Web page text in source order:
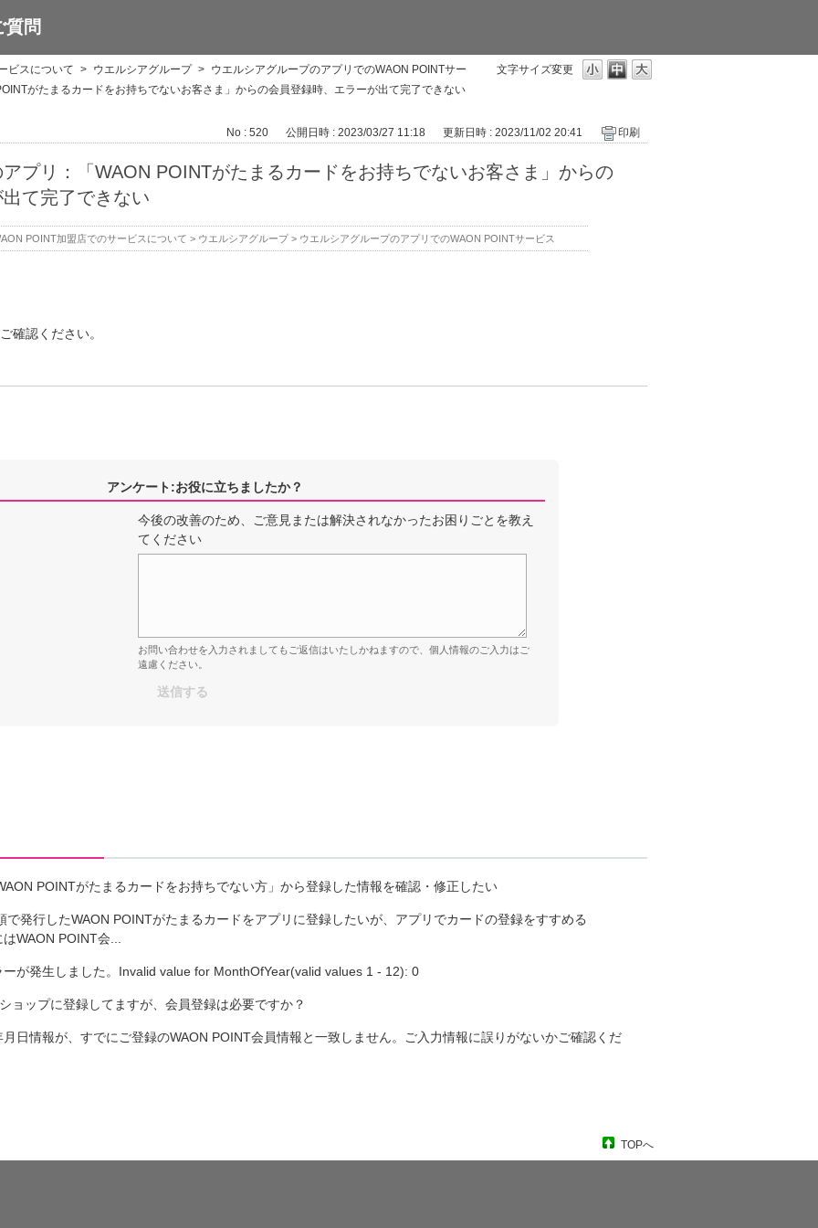
質問
文字サイズ変更
ビスについて > ウエルシアグループ > ウエルシアグループのアプリでのWAON POINTサー
がたまるカードをお持ちでないお客さま」からの会員登録時、エラーが出て完了できない
No : 520 公開日時 : 2023/03/27 11:18 更新日時 : 2023/11/02 20:41 印刷
プリ：「WAON POINTがたまるカードをお持ちでないお客さま」からの
て完了できない
POINT加盟店でのサービスについて > ウエルシアグループ> ウエルシアグループのアプリでのWAON POINTサービス
確認ください。
アンケート:お役に立ちましたか？
今後の改善のため、ご意見または解決されなかったお困りごとを教え
てください
お問い合わせを入力されましてもご返信はいたしかねますので、個人情報のご入力はご
遠慮ください。
POINTがたまるカードをお持ちでない方」から登録した情報を確認・修正したい
で発行したWAON POINTがたまるカードをアプリに登録したいが、アプリでカードの登録をすすめる
WAON POINT会...
が発生しました。Invalid value for MonthOfYear(valid values 1 - 12): 0
ョップに登録してますが、会員登録は必要ですか？
日情報が、すでにご登録のWAON POINT会員情報と一致しません。ご入力情報に誤りがないかご確認くだ
TOPへ